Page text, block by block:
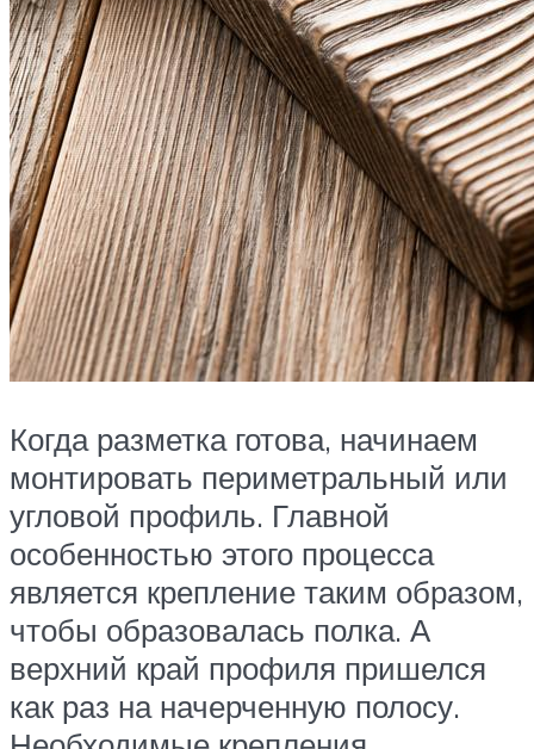
Когда разметка готова, начинаем
монтировать периметральный или
угловой профиль. Главной
особенностью этого процесса
является крепление таким образом,
чтобы образовалась полка. А
верхний край профиля пришелся
как раз на начерченную полосу.